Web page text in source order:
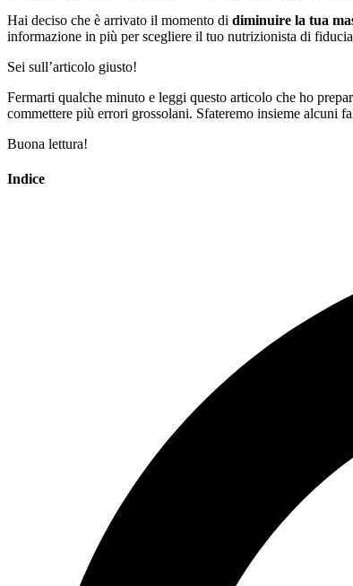
Hai deciso che è arrivato il momento di diminuire la tua
informazione in più per scegliere il tuo nutrizionista di
Sei sull’articolo giusto!
Fermarti qualche minuto e leggi questo articolo che ho
commettere più errori grossolani. Sfateremo insieme alcuni
Buona lettura!
Indice